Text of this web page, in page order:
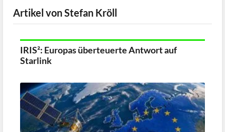
Artikel von Stefan Kröll
IRIS²: Europas überteuerte Antwort auf
Starlink